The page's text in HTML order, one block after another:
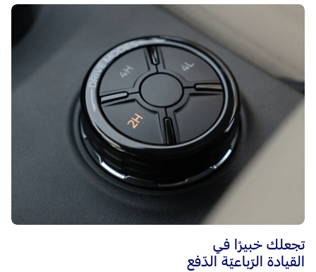
تجعلك خبيرًا في
القيادة الرّباعيّة الدّفع